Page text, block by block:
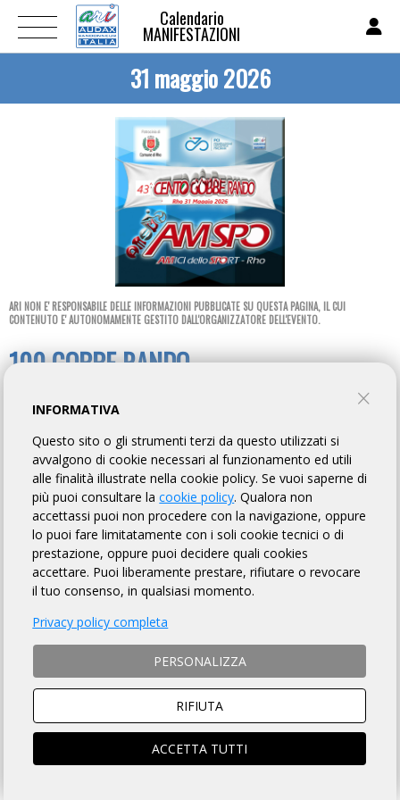
Calendario
MANIFESTAZIONI
31 maggio 2026
ARI NON E' RESPONSABILE DELLE INFORMAZIONI PUBBLICATE SU QUESTA PAGINA, IL CUI
CONTENUTO E' AUTONOMAMENTE GESTITO DALL'ORGANIZZATORE DELL'EVENTO.
100 GOBBE RANDO
AMSPO RHO
TORNA AL BREVETTO
REGOLAMENTO
Art. 1 ORGANIZZAZIONE
AMSPO RHO organizza per il giorno 31/05/2026 la Randonnée
"100 GOBBE RANDO" avente Km 133 di lunghezza, per
l'acquisizione del relativo brevetto, la cui
fatto OBBLIGO a ciascun partecipante di leggere, si trova
questo link.
Art. 2 NATURA DELLA MANIFESTAZIONE
Il Brevetto Randonnée "100 GOBBE RANDO" è una
manifestazione sportiva, non competitiva, di resistenza e
regolarità che si svolge su un percorso obbligato, così come
INFORMATIVA
Questo sito o gli strumenti terzi da questo utilizzati si
avvalgono di cookie necessari al funzionamento ed utili
alle finalità illustrate nella cookie policy. Se vuoi saperne di
più puoi consultare lacookie policy. Qualora non
accettassi puoi non procedere con la navigazione, oppure
lo puoi fare limitatamente con i soli cookie tecnici o di
prestazione, oppure puoi decidere quali cookies
accettare. Puoi liberamente prestare, rifiutare o revocare
il tuo consenso, in qualsiasi momento.
Privacy policy completa
PERSONALIZZA
RIFIUTA
ACCETTA TUTTI